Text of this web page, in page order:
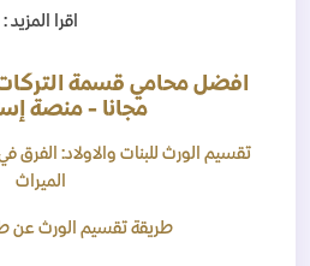
اقرا المزيد :
افضل محامي قسمة
مجانا - منصة
تقسيم الورث للبنات والاولاد: الفرق
الميراث
طريقة تقسيم الورث عن